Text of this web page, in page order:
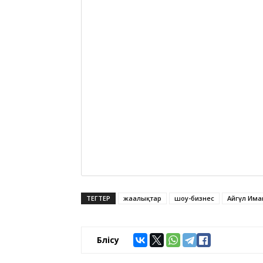
ТЕГТЕР жаңалықтар шоу-бизнес Айгүл
Бөлісу